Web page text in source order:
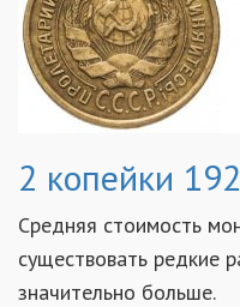
2 копейки
Средняя стоимость
существовать редкие
значительно больше.